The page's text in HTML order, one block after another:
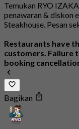
Temukan RYO
penawaran & diskon
Steakhouse. Pesan
Restaurants have
customers. Failure
booking
Bagikan